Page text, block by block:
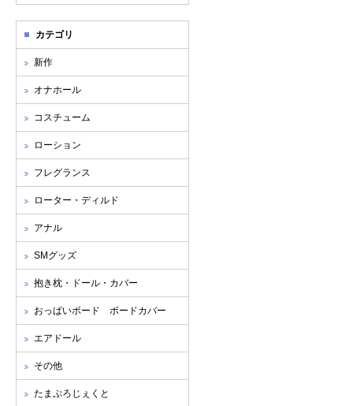
カテゴリ
新作
オナホール
コスチューム
ローション
フレグランス
ローター・ディルド
アナル
SMグッズ
抱き枕・ドール・カバー
おっぱいボード ボードカバー
エアドール
その他
たまぷろじぇくと